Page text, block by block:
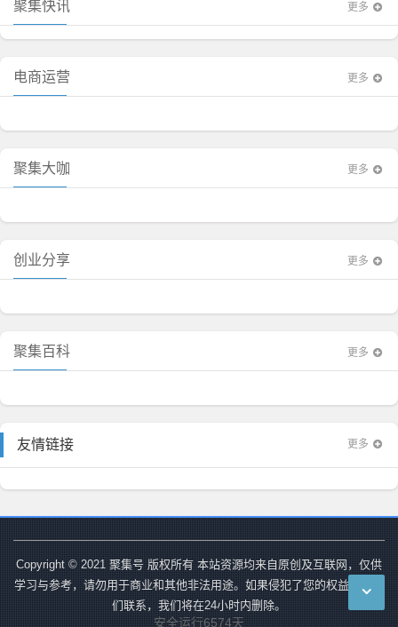
聚集快讯 更多
电商运营 更多
聚集大咖 更多
创业分享 更多
聚集百科 更多
友情链接 更多
Copyright © 2021 聚集号 版权所有 本站资源均来自原创及互联网，仅供
学习与参考，请勿用于商业和其他非法用途。如果侵犯了您的权益请与我
们联系，我们将在24小时内删除。
安全运行6574天